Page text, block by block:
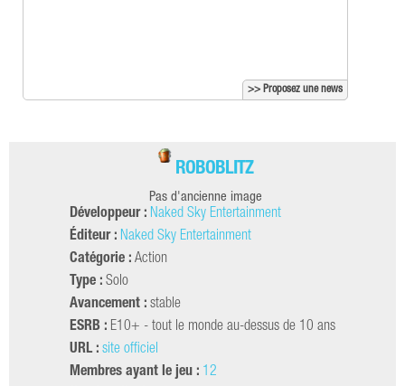
>> Proposez une news
ROBOBLITZ
Pas d'ancienne image
Développeur : Naked Sky Entertainment
Éditeur : Naked Sky Entertainment
Catégorie : Action
Type : Solo
Avancement : stable
ESRB : E10+ - tout le monde au-dessus de 10 ans
URL : site officiel
Membres ayant le jeu : 12